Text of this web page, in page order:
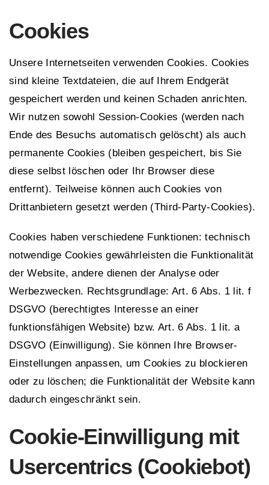
Cookies
Unsere Internetseiten verwenden Cookies. Cookies
sind kleine Textdateien, die auf Ihrem Endgerät
gespeichert werden und keinen Schaden anrichten.
Wir nutzen sowohl Session-Cookies (werden nach
Ende des Besuchs automatisch gelöscht) als auch
permanente Cookies (bleiben gespeichert, bis Sie
diese selbst löschen oder Ihr Browser diese
entfernt). Teilweise können auch Cookies von
Drittanbietern gesetzt werden (Third-Party-Cookies).
Cookies haben verschiedene Funktionen: technisch
notwendige Cookies gewährleisten die Funktionalität
der Website, andere dienen der Analyse oder
Werbezwecken. Rechtsgrundlage: Art. 6 Abs. 1 lit. f
DSGVO (berechtigtes Interesse an einer
funktionsfähigen Website) bzw. Art. 6 Abs. 1 lit. a
DSGVO (Einwilligung). Sie können Ihre Browser-
Einstellungen anpassen, um Cookies zu blockieren
oder zu löschen; die Funktionalität der Website kann
dadurch eingeschränkt sein.
Cookie-Einwilligung mit
Usercentrics (Cookiebot)